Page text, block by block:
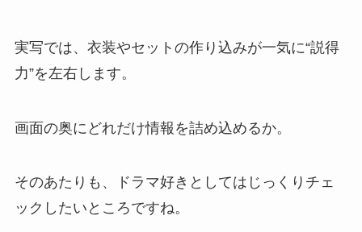
実写では、衣装やセットの作り込みが一気に“説得
力”を左右します。
画面の奥にどれだけ情報を詰め込めるか。
そのあたりも、ドラマ好きとしてはじっくりチェ
ックしたいところですね。